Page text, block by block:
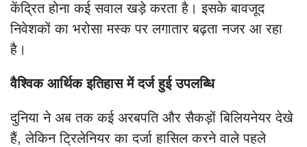
केंद्रित होना कई सवाल खड़े करता है। इसके बावजूद
निवेशकों का भरोसा मस्क पर लगातार बढ़ता नजर आ रहा
है।
वैश्विक आर्थिक इतिहास में दर्ज हुई उपलब्धि
दुनिया ने अब तक कई अरबपति और सैकड़ों बिलियनेयर देखे
हैं, लेकिन ट्रिलेनियर का दर्जा हासिल करने वाले पहले